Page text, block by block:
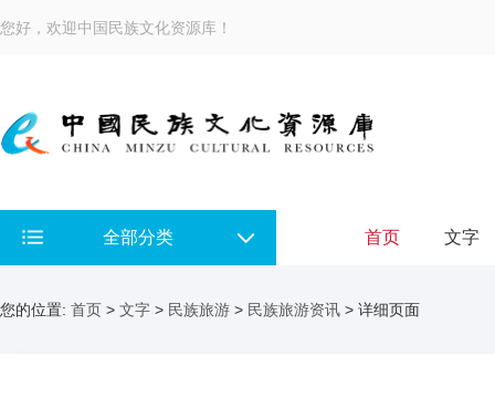
您好，欢迎中国民族文化资源库！
全部分类 首页 文字
您的位置: 首页 > 文字 > 民族旅游 > 民族旅游资讯 > 详细页面